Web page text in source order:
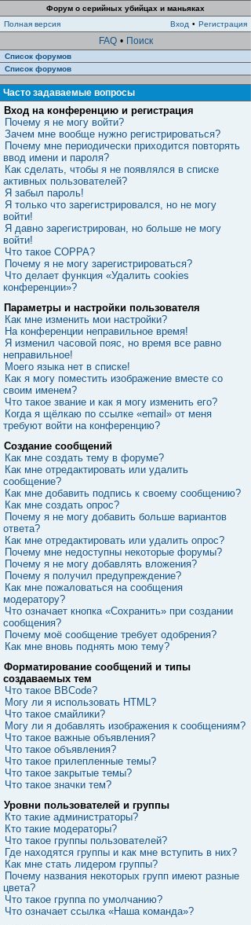
Форум о серийных убийцах и маньяках
Полная версия
Вход • Регистрация
FAQ • Поиск
Список форумов
Список форумов
Часто задаваемые вопросы
Вход на конференцию и регистрация
Почему я не могу войти?
Зачем мне вообще нужно регистрироваться?
Почему мне периодически приходится повторять
ввод имени и пароля?
Как сделать, чтобы я не появлялся в списке
активных пользователей?
Я забыл пароль!
Я только что зарегистрировался, но не могу
войти!
Я давно зарегистрирован, но больше не могу
войти!
Что такое COPPA?
Почему я не могу зарегистрироваться?
Что делает функция «Удалить cookies
конференции»?
Параметры и настройки пользователя
Как мне изменить мои настройки?
На конференции неправильное время!
Я изменил часовой пояс, но время все равно
неправильное!
Моего языка нет в списке!
Как я могу поместить изображение вместе со
своим именем?
Что такое звание и как я могу изменить его?
Когда я щёлкаю по ссылке «email» от меня
требуют войти на конференцию?
Создание сообщений
Как мне создать тему в форуме?
Как мне отредактировать или удалить
сообщение?
Как мне добавить подпись к своему сообщению?
Как мне создать опрос?
Почему я не могу добавить больше вариантов
ответа?
Как мне отредактировать или удалить опрос?
Почему мне недоступны некоторые форумы?
Почему я не могу добавлять вложения?
Почему я получил предупреждение?
Как мне пожаловаться на сообщения
модератору?
Что означает кнопка «Сохранить» при создании
сообщения?
Почему моё сообщение требует одобрения?
Как мне вновь поднять мою тему?
Форматирование сообщений и типы
создаваемых тем
Что такое BBCode?
Могу ли я использовать HTML?
Что такое смайлики?
Могу ли я добавлять изображения к сообщениям?
Что такое важные объявления?
Что такое объявления?
Что такое прилепленные темы?
Что такое закрытые темы?
Что такое значки тем?
Уровни пользователей и группы
Кто такие администраторы?
Кто такие модераторы?
Что такое группы пользователей?
Где находятся группы и как мне вступить в них?
Как мне стать лидером группы?
Почему названия некоторых групп имеют разные
цвета?
Что такое группа по умолчанию?
Что означает ссылка «Наша команда»?